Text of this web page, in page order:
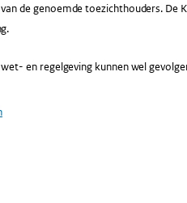
de genoemde toezichthouders. De
en regelgeving kunnen wel